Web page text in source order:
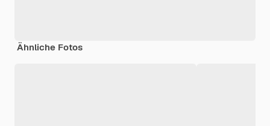
Ähnliche Fotos